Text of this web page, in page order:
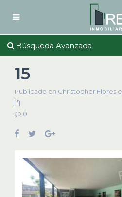
Búsqueda Avanzada
15
Publicado en Christopher Flores
0